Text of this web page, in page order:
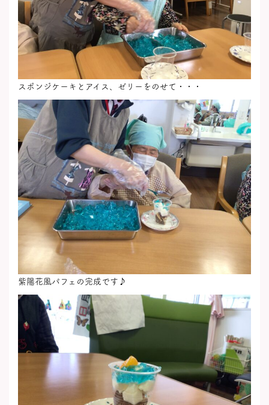
スポンジケーキとアイス、ゼリーをのせて・・・
紫陽花風パフェの完成です♪